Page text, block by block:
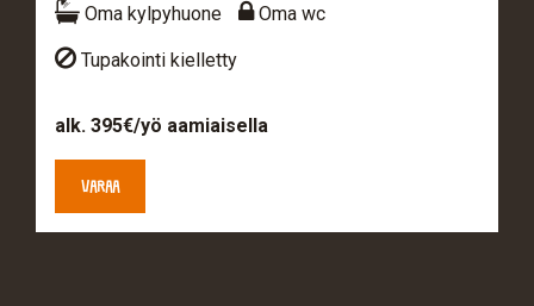
Oma kylpyhuone
Oma kylpyhuone Oma wc
Oma wc
Tupakointi kielletty
Tupakointi kielletty
alk. 395€/yö aamiaisella
VARAA